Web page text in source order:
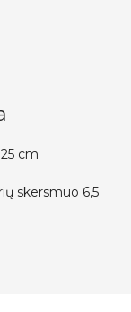
cm
skersmuo 6,5